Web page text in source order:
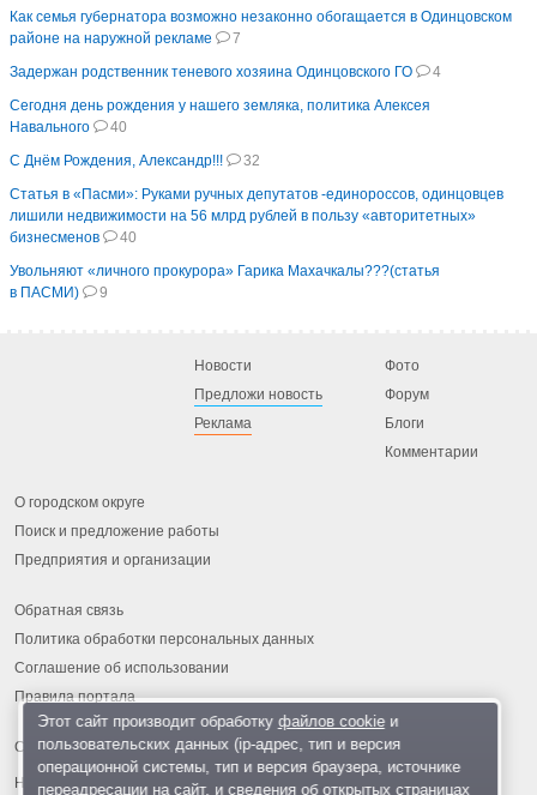
Как семья губернатора возможно незаконно обогащается в Одинцовском
районе на наружной рекламе
7
Задержан родственник теневого хозяина Одинцовского ГО
4
Сегодня день рождения у нашего земляка, политика Алексея
Навального
40
С Днём Рождения, Александр!!!
32
Статья в «Пасми»: Руками ручных депутатов -единороссов, одинцовцев
лишили недвижимости на 56 млрд рублей в пользу «авторитетных»
бизнесменов
40
Увольняют «личного прокурора» Гарика Махачкалы???(статья
в ПАСМИ)
9
Новости
Предложи новость
Реклама
Фото
Форум
Блоги
Комментарии
О городском округе
Поиск и предложение работы
Предприятия и организации
Обратная связь
Политика обработки персональных данных
Соглашение об использовании
Правила портала
На информационном ресурсе применяются рекомендательные
Этот сайт производит обработку файлов cookieи
пользовательских данных (ip-адрес, тип и версия
операционной системы, тип и версия браузера, источнике
переадресации на сайт, и сведения об открытых страницах